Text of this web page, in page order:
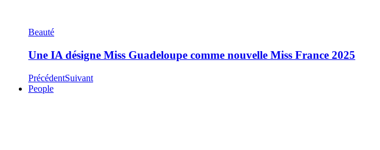
Beauté
Une IA désigne Miss Guadeloupe comme nouvelle Miss France 2025
PrécédentSuivant
People